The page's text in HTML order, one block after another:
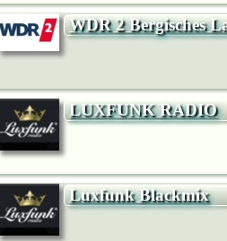
WDR 2 Bergisches
LUXFUNK RADIO
Luxfunk Blackmix